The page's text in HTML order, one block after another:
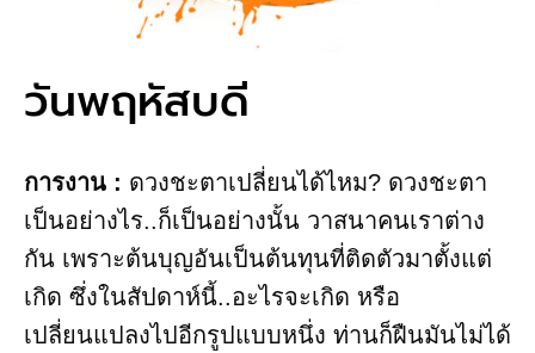
วันพฤหัสบดี
การงาน​ : ดวงชะตาเปลี่ยนได้ไหม? ดวงชะตา
เป็นอย่างไร..ก็เป็นอย่างนั้น วาสนาคนเราต่าง
กัน เพราะต้นบุญอันเป็นต้นทุนที่ติดตัวมาตั้งแต่
เกิด ซึ่งในสัปดาห์นี้..อะไรจะเกิด หรือ
เปลี่ยนแปลงไปอีกรูปแบบหนึ่ง ท่านก็ฝืนมันไม่ได้